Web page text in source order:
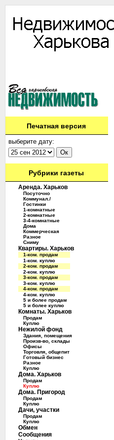
Печатная версия
выберите дату:
Рубрики газеты
Аренда. Харьков
Посуточно
Коммунал./
Гостинки
1-комнатные
2-комнатные
3-4-комнатные
Дома
Коммерческая
Разное
Сниму
Квартиры. Харьков
1-ком. продам
1-ком. куплю
2-ком. продам
2-ком. куплю
3-ком. продам
3-ком. куплю
4-ком. продам
4-ком. куплю
5 и более продам
5 и более куплю
Комнаты. Харьков
Продам
Куплю
Нежилой фонд
Здания, помещения
Произв-во, склады
Офисы
Торговля, общепит
Готовый бизнес
Разное
Куплю
Дома. Харьков
Продам
Куплю
Дома. Пригород
Продам
Куплю
Дачи, участки
Продам
Куплю
Обмен
Сообщения